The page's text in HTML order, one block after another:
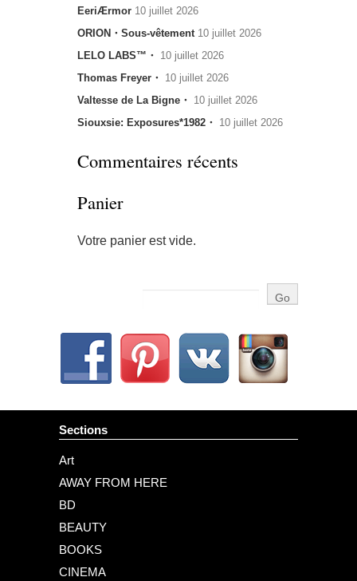
EeriÆrmor 10 juillet 2026
ORION・Sous-vêtement 10 juillet 2026
LELO LABS™・ 10 juillet 2026
Thomas Freyer・ 10 juillet 2026
Valtesse de La Bigne・ 10 juillet 2026
Siouxsie: Exposures*1982・ 10 juillet 2026
Commentaires récents
Panier
Votre panier est vide.
Sections
Art
AWAY FROM HERE
BD
BEAUTY
BOOKS
CINEMA